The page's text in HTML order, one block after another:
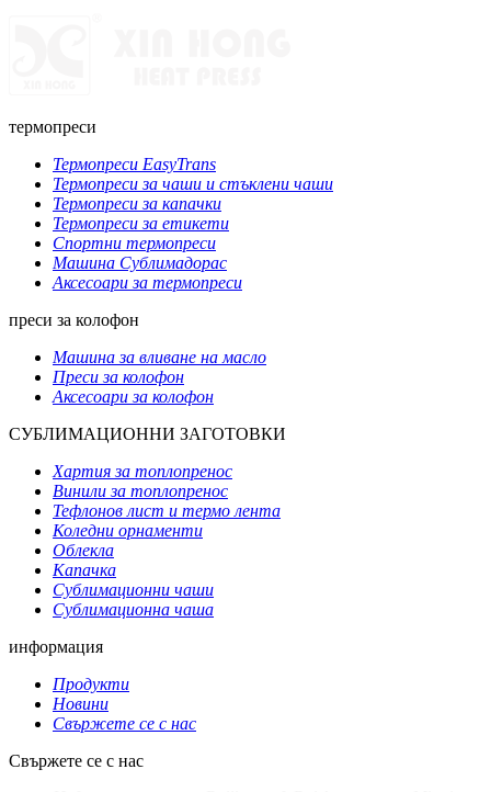
термопреси
Термопреси EasyTrans
Термопреси за чаши и стъклени чаши
Термопреси за капачки
Термопреси за етикети
Спортни термопреси
Машина Сублимадорас
Аксесоари за термопреси
преси за колофон
Машина за вливане на масло
Преси за колофон
Аксесоари за колофон
СУБЛИМАЦИОННИ ЗАГОТОВКИ
Хартия за топлопренос
Винили за топлопренос
Тефлонов лист и термо лента
Коледни орнаменти
Облекла
Капачка
Сублимационни чаши
Сублимационна чаша
информация
Продукти
Новини
Свържете се с нас
Свържете се с нас